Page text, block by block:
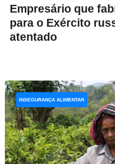
Empresário que
para o Exército
atentado
INSEGURANÇA ALIMENTAR